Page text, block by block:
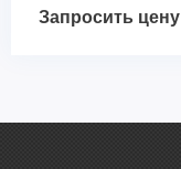
Запросить цену